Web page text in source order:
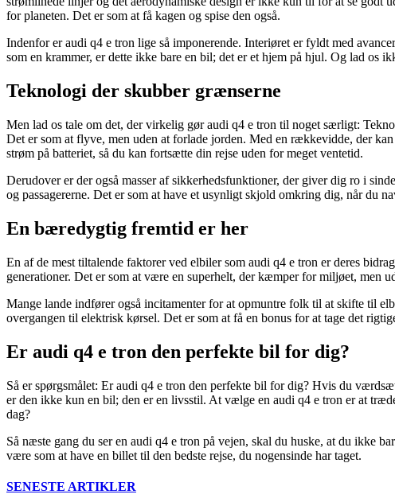
for planeten. Det er som at få kagen og spise den også.
Indenfor er audi q4 e tron lige så imponerende. Interiøret er fyldt med
som en krammer, er dette ikke bare en bil; det er et hjem på hjul. Og lad os
Teknologi der skubber grænserne
Men lad os tale om det, der virkelig gør audi q4 e tron til noget særligt:
Det er som at flyve, men uden at forlade jorden. Med en rækkevidde, der
strøm på batteriet, så du kan fortsætte din rejse uden for meget ventetid.
Derudover er der også masser af sikkerhedsfunktioner, der giver dig ro i
og passagererne. Det er som at have et usynligt skjold omkring dig, når du
En bæredygtig fremtid er her
En af de mest tiltalende faktorer ved elbiler som audi q4 e tron er deres
generationer. Det er som at være en superhelt, der kæmper for miljøet, men
Mange lande indfører også incitamenter for at opmuntre folk til at skifte til
overgangen til elektrisk kørsel. Det er som at få en bonus for at tage det
Er audi q4 e tron den perfekte bil for dig?
Så er spørgsmålet: Er audi q4 e tron den perfekte bil for dig? Hvis du
er den ikke kun en bil; den er en livsstil. At vælge en audi q4 e tron er at
dag?
Så næste gang du ser en audi q4 e tron på vejen, skal du huske, at du ikke
være som at have en billet til den bedste rejse, du nogensinde har taget.
SENESTE ARTIKLER